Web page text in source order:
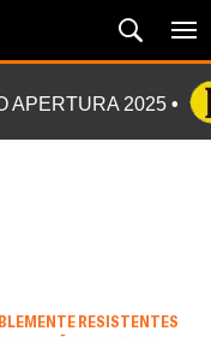
APERTURA 2025
RESISTENTES